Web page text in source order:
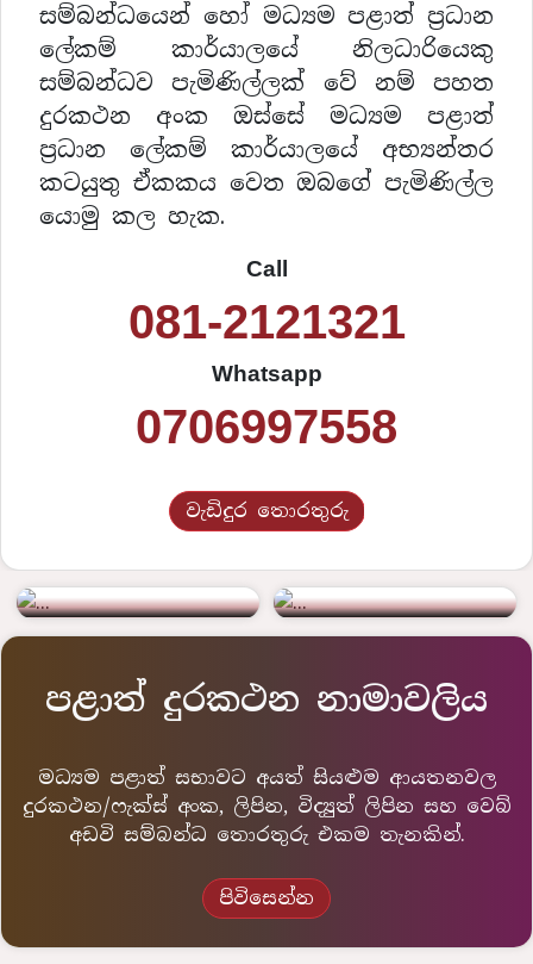
සම්බන්ධයෙන් හෝ මධ්‍යම පළාත් ප්‍රධාන
ලේකම් කාර්යාලයේ නිලධාරියෙකු
සම්බන්ධව පැමිණිල්ලක් වේ නම් පහත
දුරකථන අංක ඔස්සේ මධ්‍යම පළාත්
ප්‍රධාන ලේකම් කාර්යාලයේ අභ්‍යන්තර
කටයුතු ඒකකය වෙත ඔබගේ පැමිණිල්ල
යොමු කල හැක.
Call
081-2121321
Whatsapp
0706997558
වැඩිදුර තොරතුරු
“සාරථී“
ඒකනායක
ශ්‍රවණාගාරය
වැඩිදුර තොරතුරු සහ
සිංගල් ට්‍රී
නිවාඩු
නිකේතනය
වැඩිදුර තොරතුරු සහ
පළාත් දුරකථන නාමාවලිය
මධ්‍යම පළාත් සභාවට අයත් සියළුම ආයතනවල
දුරකථන/ෆැක්ස් අංක, ලිපින, විද්‍යුත් ලිපින සහ වෙබ්
අඩවි සම්බන්ධ තොරතුරු එකම තැනකින්.
පිවිසෙන්න